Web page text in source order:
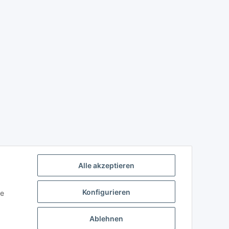
Alle akzeptieren
Konfigurieren
Ablehnen